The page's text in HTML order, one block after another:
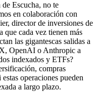
Escucha, no te
en colaboración con
director de inversiones de
que cada vez tienen más
las gigantescas salidas a
OpenAI o Anthropic a
indexados y ETFs?
compras
operaciones pueden
a largo plazo.